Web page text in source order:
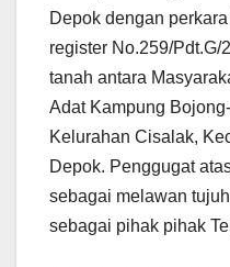
Depok dengan
register No.259/Pdt.G/
tanah antara
Adat Kampung
Kelurahan Cisalak,
Depok. Penggugat
sebagai melawan
sebagai pihak pihak